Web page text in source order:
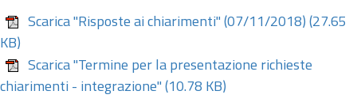
Scarica "Risposte ai chiarimenti" (07/11/2018) (27.65
KB)
Scarica "Termine per la presentazione richieste
chiarimenti - integrazione" (10.78 KB)